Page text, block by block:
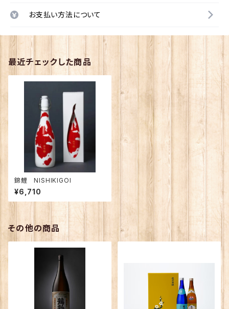
お支払い方法について
最近チェックした商品
錦鯉 NISHIKIGOI
¥6,710
その他の商品